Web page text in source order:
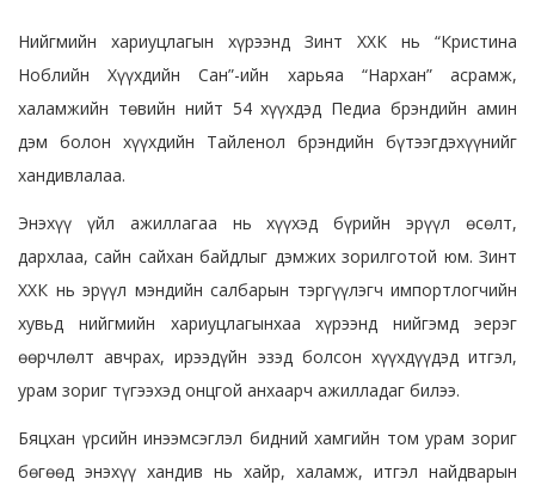
Нийгмийн хариуцлагын хүрээнд Зинт ХХК нь “Кристина
Ноблийн Хүүхдийн Сан”-ийн харьяа “Нархан” асрамж,
халамжийн төвийн нийт 54 хүүхдэд Педиа брэндийн амин
дэм болон хүүхдийн Тайленол брэндийн бүтээгдэхүүнийг
хандивлалаа.
Энэхүү үйл ажиллагаа нь хүүхэд бүрийн эрүүл өсөлт,
дархлаа, сайн сайхан байдлыг дэмжих зорилготой юм. Зинт
ХХК нь эрүүл мэндийн салбарын тэргүүлэгч импортлогчийн
хувьд нийгмийн хариуцлагынхаа хүрээнд нийгэмд эерэг
өөрчлөлт авчрах, ирээдүйн эзэд болсон хүүхдүүдэд итгэл,
урам зориг түгээхэд онцгой анхаарч ажилладаг билээ.
Бяцхан үрсийн инээмсэглэл бидний хамгийн том урам зориг
бөгөөд энэхүү хандив нь хайр, халамж, итгэл найдварын